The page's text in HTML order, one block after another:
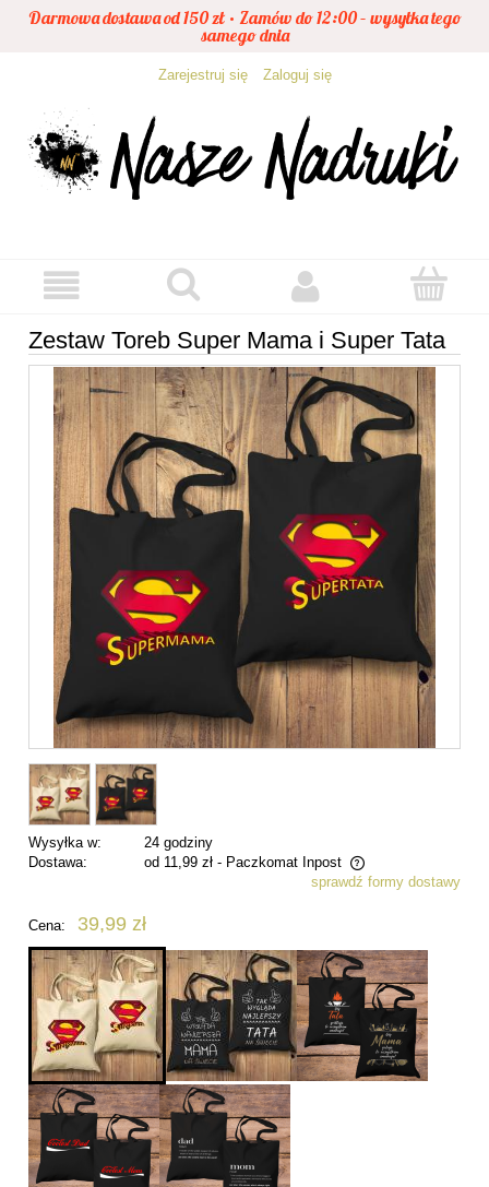
Darmowa dostawa od 150 zł • Zamów do 12:00 – wysyłka tego
samego dnia
Zarejestruj się Zaloguj się
Zestaw Toreb Super Mama i Super Tata
Wysyłka w:
24 godziny
Dostawa:
od 11,99 zł - Paczkomat Inpost
Cena nie zawiera ewentualnych kosztów płatnościsprawdź formy dostawy
Cena: 39,99 zł